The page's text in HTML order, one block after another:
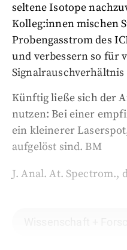
seltene Isotope
Kolleg:innen mischen
Probengasstrom des
und verbessern so für
Signalrauschverhältnis
Künftig ließe sich der
nutzen: Bei einer
ein kleinerer
aufgelöst sind. BM
J. Anal. At. Spectrom.,